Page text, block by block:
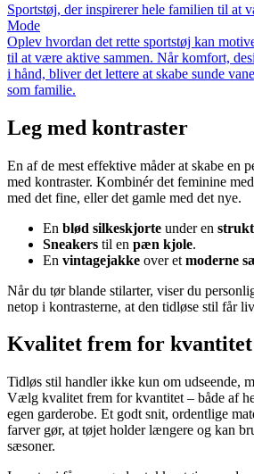
Sportstøj, der inspirerer hele familien til at
Mode
Oplev hvordan det rette sportstøj kan
til at være aktive sammen. Når komfort,
i hånd, bliver det lettere at skabe sunde
som familie.
Leg med kontraster
En af de mest effektive måder at skabe en
med kontraster. Kombinér det feminine
med det fine, eller det gamle med det nye.
En blød silkeskjorte under en
Sneakers til en pæn kjole.
En vintagejakke over et moderne
Når du tør blande stilarter, viser du
netop i kontrasterne, at den tidløse stil får
Kvalitet frem for kvantitet
Tidløs stil handler ikke kun om udseende,
Vælg kvalitet frem for kvantitet – både af
egen garderobe. Et godt snit, ordentlige
farver gør, at tøjet holder længere og kan
sæsoner.